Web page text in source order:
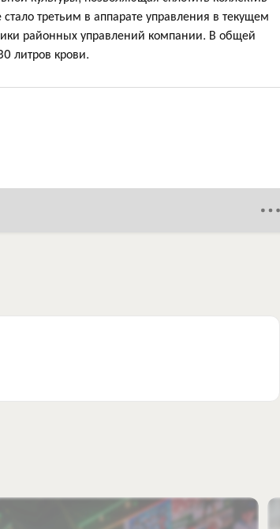
третьим в аппарате управления в текущем
районных управлений компании. В общей
литров крови.